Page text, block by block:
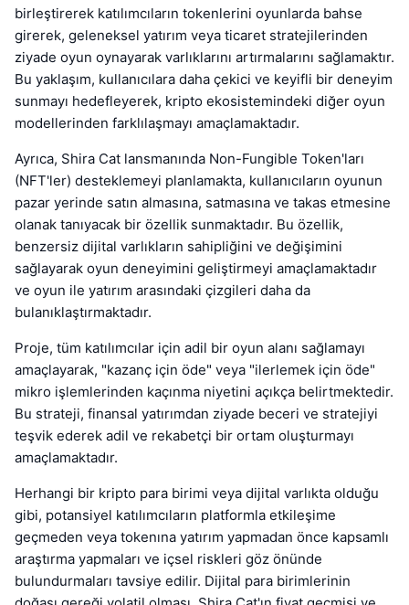
birleştirerek katılımcıların tokenlerini oyunlarda bahse
girerek, geleneksel yatırım veya ticaret stratejilerinden
ziyade oyun oynayarak varlıklarını artırmalarını sağlamaktır.
Bu yaklaşım, kullanıcılara daha çekici ve keyifli bir deneyim
sunmayı hedefleyerek, kripto ekosistemindeki diğer oyun
modellerinden farklılaşmayı amaçlamaktadır.
Ayrıca, Shira Cat lansmanında Non-Fungible Token'ları
(NFT'ler) desteklemeyi planlamakta, kullanıcıların oyunun
pazar yerinde satın almasına, satmasına ve takas etmesine
olanak tanıyacak bir özellik sunmaktadır. Bu özellik,
benzersiz dijital varlıkların sahipliğini ve değişimini
sağlayarak oyun deneyimini geliştirmeyi amaçlamaktadır
ve oyun ile yatırım arasındaki çizgileri daha da
bulanıklaştırmaktadır.
Proje, tüm katılımcılar için adil bir oyun alanı sağlamayı
amaçlayarak, "kazanç için öde" veya "ilerlemek için öde"
mikro işlemlerinden kaçınma niyetini açıkça belirtmektedir.
Bu strateji, finansal yatırımdan ziyade beceri ve stratejiyi
teşvik ederek adil ve rekabetçi bir ortam oluşturmayı
amaçlamaktadır.
Herhangi bir kripto para birimi veya dijital varlıkta olduğu
gibi, potansiyel katılımcıların platformla etkileşime
geçmeden veya tokenına yatırım yapmadan önce kapsamlı
araştırma yapmaları ve içsel riskleri göz önünde
bulundurmaları tavsiye edilir. Dijital para birimlerinin